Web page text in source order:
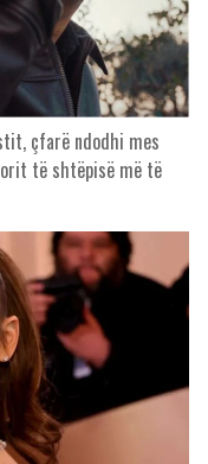
çfarë ndodhi mes
të shtëpisë më të